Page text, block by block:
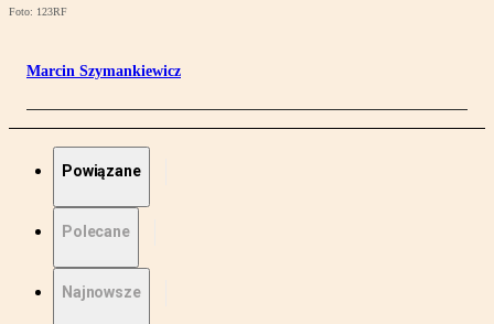
Foto: 123RF
Marcin Szymankiewicz
Powiązane
Polecane
Najnowsze